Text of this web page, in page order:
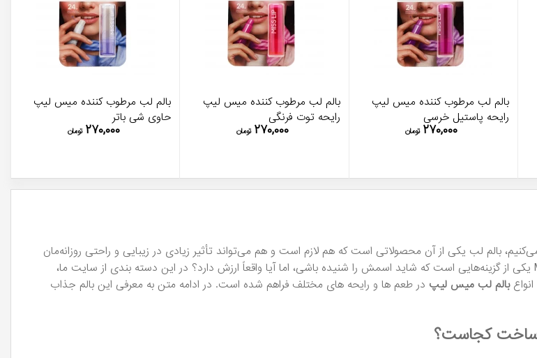
بالم لب مرطوب کننده میس لیپ
رایحه پاستیل خرسی
۲۷۰,۰۰۰ تومان
بالم لب مرطوب کننده میس لیپ
رایحه توت فرنگی
۲۷۰,۰۰۰ تومان
بالم لب مرطوب کننده میس لیپ
حاوی شی باتر
۲۷۰,۰۰۰ تومان
بالم لب یکی از آن محصولاتی است که هم لازم است و هم می‌تواند تأثیر زیادی در زیبایی و راحتی روزانه‌مان
داشته باشد. بالم لب Miss Lip یکی از گزینه‌هایی است که شاید اسمش را شنیده باشی، اما آیا واقعاً ارزش دارد؟ در این دسته بندی از سایت ما،
بالم لب میس لیپ در طعم ها و رایحه های مختلف فراهم شده است. در ادامه متن به معرفی این بالم جذاب
کجاست؟